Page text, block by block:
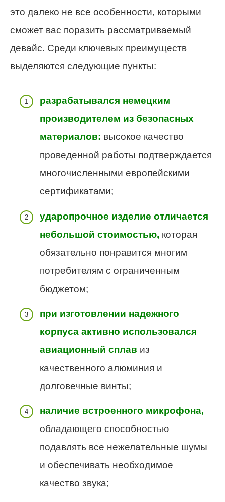
это далеко не все особенности, которыми
сможет вас поразить рассматриваемый
девайс. Среди ключевых преимуществ
выделяются следующие пункты:
разрабатывался немецким
производителем из безопасных
материалов: высокое качество
проведенной работы подтверждается
многочисленными европейскими
сертификатами;
ударопрочное изделие отличается
небольшой стоимостью, которая
обязательно понравится многим
потребителям с ограниченным
бюджетом;
при изготовлении надежного
корпуса активно использовался
авиационный сплав из
качественного алюминия и
долговечные винты;
наличие встроенного микрофона,
обладающего способностью
подавлять все нежелательные шумы
и обеспечивать необходимое
качество звука;